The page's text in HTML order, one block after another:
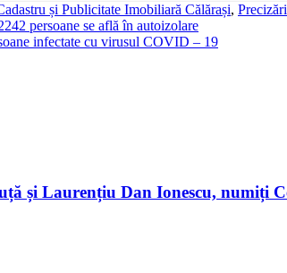
și Publicitate Imobiliară Călărași, Precizări
persoane se află în autoizolare
infectate cu virusul COVID – 19
și Laurențiu Dan Ionescu, numiți